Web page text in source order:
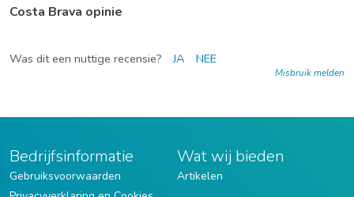
Costa Brava opinie
Was dit een nuttige recensie? JA NEE
Misbruik melden
Bedrijfsinformatie
Gebruiksvoorwaarden
Wat wij bieden
Artikelen